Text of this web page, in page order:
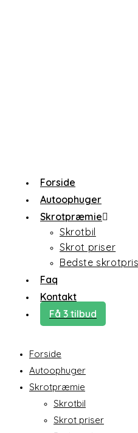
Forside
Autoophuger
Skrotpræmie
Skrotbil
Skrot priser
Bedste skrotpris
Faq
Kontakt
Få 3 tilbud
Forside
Autoophuger
Skrotpræmie
Skrotbil
Skrot priser